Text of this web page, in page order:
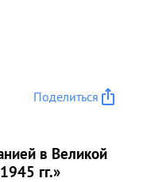
Поделиться
в Великой
гг.»